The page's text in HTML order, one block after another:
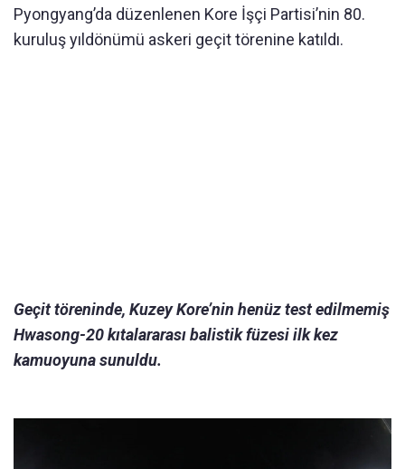
Pyongyang’da düzenlenen Kore İşçi Partisi’nin 80.
kuruluş yıldönümü askeri geçit törenine katıldı.
Geçit töreninde, Kuzey Kore’nin henüz test edilmemiş
Hwasong-20 kıtalararası balistik füzesi ilk kez
kamuoyuna sunuldu.